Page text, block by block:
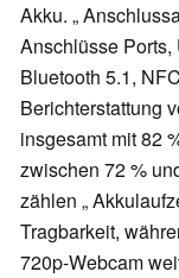
Akku. „
Anschlüsse
Bluetooth 5.1,
Berichterstattung
insgesamt mit 82
zwischen 72 %
zählen „
Tragbarkeit,
720p-Webcam